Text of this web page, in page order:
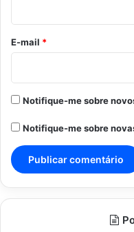
o
*
E-mail *
Notifique-me sobre
Notifique-me sobre